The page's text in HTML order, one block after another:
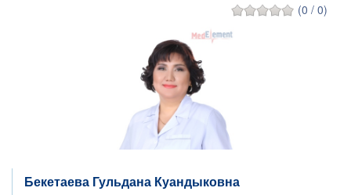
(0 / 0)
Бекетаева Гульдана Куандыковна